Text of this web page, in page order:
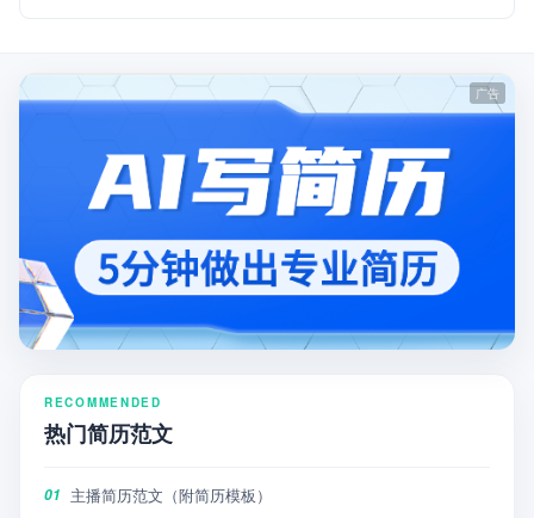
RECOMMENDED
热门简历范文
01 主播简历范文（附简历模板）